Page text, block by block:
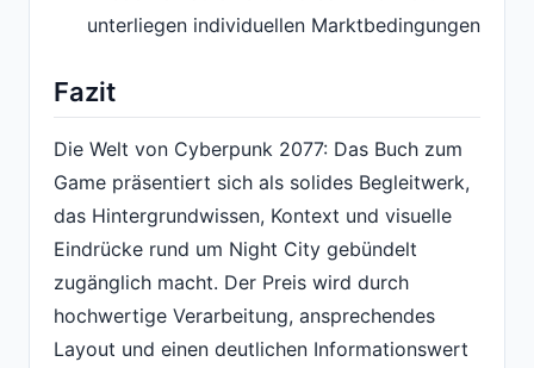
unterliegen individuellen Marktbedingungen
Fazit
Die Welt von Cyberpunk 2077: Das Buch zum
Game präsentiert sich als solides Begleitwerk,
das Hintergrundwissen, Kontext und visuelle
Eindrücke rund um Night City gebündelt
zugänglich macht. Der Preis wird durch
hochwertige Verarbeitung, ansprechendes
Layout und einen deutlichen Informationswert